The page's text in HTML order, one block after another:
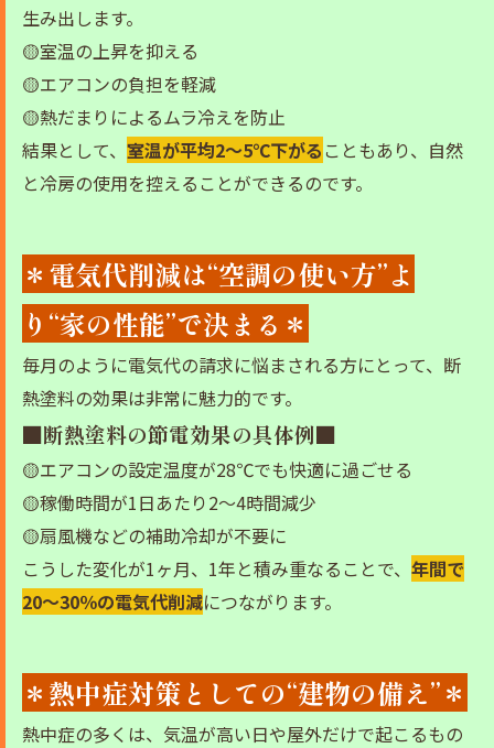
生み出します。
🟡室温の上昇を抑える
🟡エアコンの負担を軽減
🟡熱だまりによるムラ冷えを防止
結果として、 室温が平均2〜5℃下がる こともあり、自然
と冷房の使用を控えることができるのです。
＊電気代削減は“空調の使い方”よ
り“家の性能”で決まる＊
毎月のように電気代の請求に悩まされる方にとって、断
熱塗料の効果は非常に魅力的です。
■断熱塗料の節電効果の具体例■
🟡エアコンの設定温度が28℃でも快適に過ごせる
🟡稼働時間が1日あたり2〜4時間減少
🟡扇風機などの補助冷却が不要に
こうした変化が1ヶ月、1年と積み重なることで、 年間で
20〜30％の電気代削減につながります。
＊熱中症対策としての“建物の備え”＊
熱中症の多くは、気温が高い日や屋外だけで起こるもの